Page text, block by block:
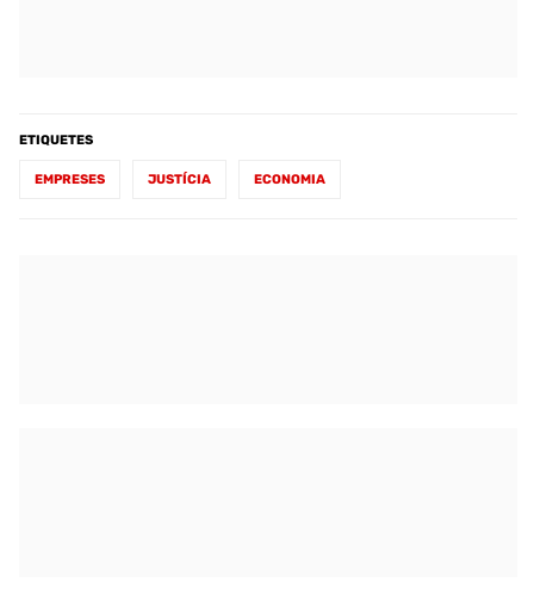
ETIQUETES
EMPRESES JUSTÍCIA ECONOMIA